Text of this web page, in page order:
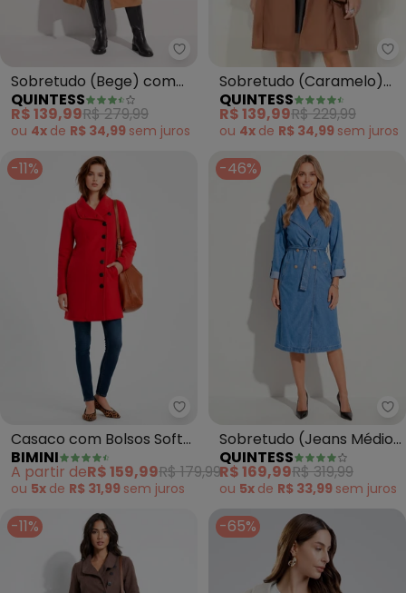
Quintess - Sobretudo (Bege)
Sobretudo (Bege) com
Faixa com Fivela
QUINTESS
R$ 139,99R$ 279,99
ou 4x de R$ 34,99 sem juros
Sobretudo (Caramelo)
com Faixa
QUINTESS
R$ 139,99R$ 229,99
ou 4x de R$ 34,99 sem juros
-11%
Bimini - Casaco com Bolsos
Casaco com Bolsos Soft
(Vermelho)
BIMINI
A partir deR$ 159,99R$ 179,99
ou 5x de R$ 31,99 sem juros
-46%
Sobretudo (Jeans Médio)
em Jeans
QUINTESS
R$ 169,99R$ 319,99
ou 5x de R$ 33,99 sem juros
-11% -65%